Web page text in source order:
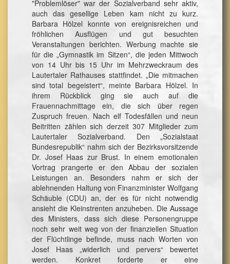
"Problemlöser" war der Sozialverband sehr aktiv,
auch das gesellige Leben kam nicht zu kurz.
Barbara Hölzel konnte von ereignisreichen und
fröhlichen Ausflügen und gut besuchten
Veranstaltungen berichten. Werbung machte sie
für die „Gymnastik im Sitzen“, die jeden Mittwoch
von 14 Uhr bis 15 Uhr im Mehrzweckraum des
Lautertaler Rathauses stattfindet. „Die mitmachen
sind total begeistert“, meinte Barbara Hölzel. In
ihrem Rückblick ging sie auch auf die
Frauennachmittage ein, die sich über regen
Zuspruch freuen. Nach elf Todesfällen und neun
Beitritten zählen sich derzeit 307 Mitglieder zum
Lautertaler Sozialverband. Den „Sozialstaat
Bundesrepublik“ nahm sich der Bezirksvorsitzende
Dr. Josef Haas zur Brust. In einem emotionalen
Vortrag prangerte er den Abbau der sozialen
Leistungen an. Besonders nahm er sich der
ablehnenden Haltung von Finanzminister Wolfgang
Schäuble (CDU) an, der es für nicht notwendig
ansieht die Kleinstrenten anzuheben. Die Aussage
des Ministers, dass sich diese Personengruppe
noch sehr weit weg von der finanziellen Situation
der Flüchtlinge befinde, muss nach Worten von
Josef Haas „widerlich und pervers“ bewertet
werden. Konkret forderte er eine